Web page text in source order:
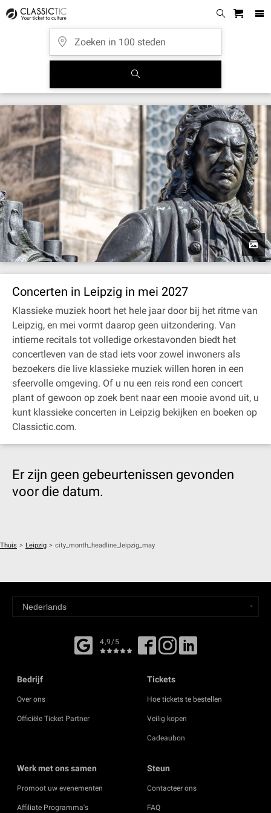
Concerten in Leipzig in mei 2027
Klassieke muziek hoort het hele jaar door bij het ritme van
Leipzig, en mei vormt daarop geen uitzondering. Van
intieme recitals tot volledige orkestavonden biedt het
concertleven van de stad iets voor zowel inwoners als
bezoekers die live klassieke muziek willen horen in een
sfeervolle omgeving. Of u nu een reis rond een concert
plant of gewoon op zoek bent naar een mooie avond uit, u
kunt klassieke concerten in Leipzig bekijken en boeken op
Classictic.com.
Er zijn geen gebeurtenissen gevonden
voor die datum.
Thuis > Leipzig > city_month_headline_leipzig_may
4,9/5
Bedrijf
Over ons
Officiële Ticket Partner
Tickets
Hoe tickets te bestellen
Veilig kopen
Cadeaubon
Werk met ons samen
Promoot uw evenementen
Affiliate Programma's
Steun
Contacteer ons
FAQ